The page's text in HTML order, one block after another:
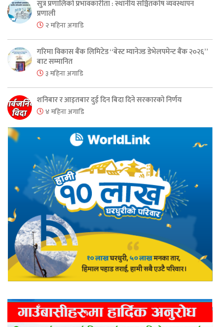
सुत्र प्रणालिको प्रभावकारीता : स्थानीय सञ्चितकोष व्यवस्थापन
प्रणाली
२ महिना अगाडि
गरिमा विकास बैंक लिमिटेड “बेस्ट म्यानेज्ड डेभेलपमेन्ट बैंक २०२६”
बाट सम्मानित
३ महिना अगाडि
शनिबार र आइतबार दुई दिन बिदा दिने सरकारको निर्णय
४ महिना अगाडि